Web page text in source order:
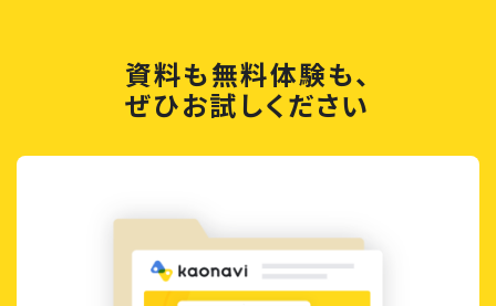
資料も無料体験も、
ぜひお試しください